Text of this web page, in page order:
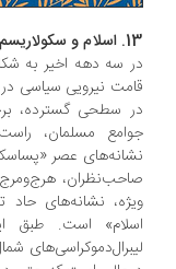
سه دهه اخیر به شکلی
نیرویی سیاسی در
سطحی گسترده،
مسلمان، راست
عصر «پساسکولار»
هرج‌ومرج پس
نشانه‌های حاد
است. طبق این
شمال